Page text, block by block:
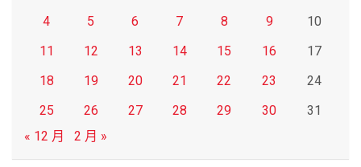
4
5 6 7 8 9
10
11
12 13 14 15 16
17
18
19 20 21 22 23
24
25
26 27 28 29 30
31
« 12 月
2 月 »